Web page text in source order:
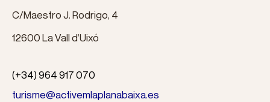
C/Maestro J. Rodrigo, 4
12600 La Vall d’Uixó
(+34) 964 917 070
turisme@activemlaplanabaixa.es